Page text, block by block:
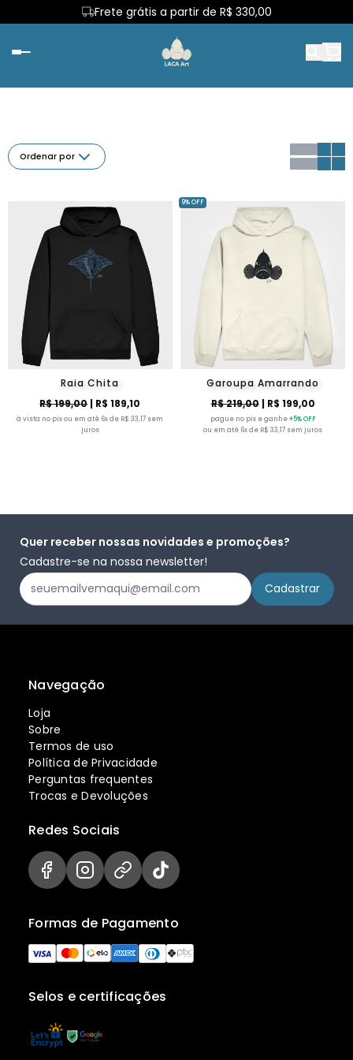
Frete grátis a partir de R$ 330,00
Ordenar por
Raia Chita
R$ 199,00| R$ 189,10
à vista no pix ou em até 6x de R$ 33,17 sem
juros
Garoupa Amarrando
R$ 219,00| R$ 199,00
pague no pix e ganhe+5% OFF
ou em até 6x de R$ 33,17 sem juros
9% OFF
Quer receber nossas novidades e promoções?
Cadastre-se na nossa newsletter!
Navegação
Loja
Sobre
Termos de uso
Política de Privacidade
Perguntas frequentes
Trocas e Devoluções
Selos e certificações
Formas de Pagamento
Redes Sociais